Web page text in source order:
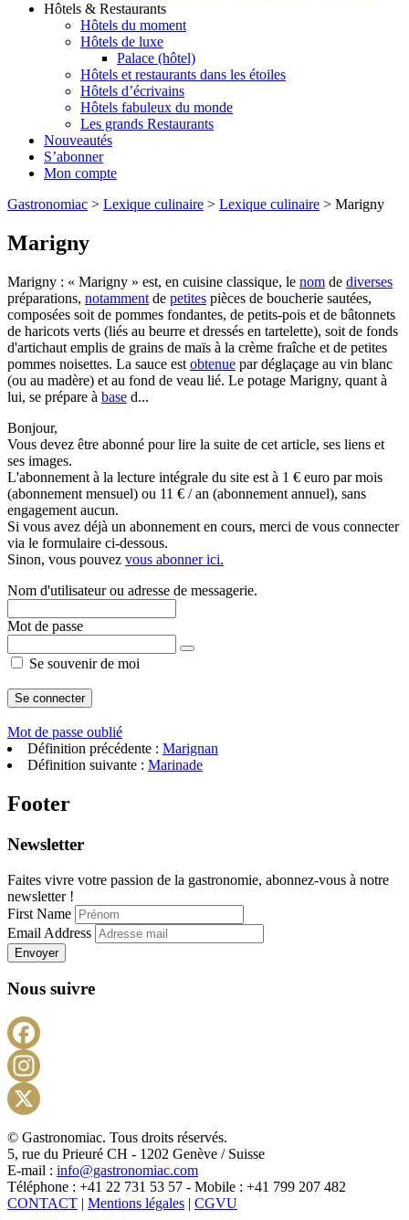
Hôtels & Restaurants
Hôtels du moment
Hôtels de luxe
Palace (hôtel)
Hôtels et restaurants dans les étoiles
Hôtels d’écrivains
Hôtels fabuleux du monde
Les grands Restaurants
Nouveautés
S’abonner
Mon compte
Gastronomiac > Lexique culinaire > Lexique culinaire > Marigny
Marigny
Marigny : « Marigny » est, en cuisine classique, le nom de diverses
préparations, notamment de petites pièces de boucherie sautées,
composées soit de pommes fondantes, de petits-pois et de bâtonnets
de haricots verts (liés au beurre et dressés en tartelette), soit de fonds
d'artichaut emplis de grains de maïs à la crème fraîche et de petites
pommes noisettes. La sauce est obtenue par déglaçage au vin blanc
(ou au madère) et au fond de veau lié. Le potage Marigny, quant à
lui, se prépare à base d...
Bonjour,
Vous devez être abonné pour lire la suite de cet article, ses liens et
ses images.
L'abonnement à la lecture intégrale du site est à 1 € euro par mois
(abonnement mensuel) ou 11 € / an (abonnement annuel), sans
engagement aucun.
Si vous avez déjà un abonnement en cours, merci de vous connecter
via le formulaire ci-dessous.
Sinon, vous pouvez vous abonner ici.
Nom d'utilisateur ou adresse de messagerie.
Mot de passe
Se souvenir de moi
Mot de passe oublié
Définition précédente : Marignan
Définition suivante : Marinade
Footer
Newsletter
Faites vivre votre passion de la gastronomie, abonnez-vous à notre
newsletter !
First Name
Email Address
Envoyer
Nous suivre
X
© Gastronomiac. Tous droits réservés.
5, rue du Prieuré CH - 1202 Genève / Suisse
E-mail : info@gastronomiac.com
Téléphone : +41 22 731 53 57 - Mobile : +41 799 207 482
CONTACT | Mentions légales | CGVU